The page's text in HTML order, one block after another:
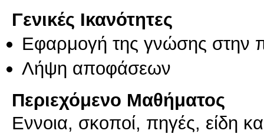
Γενικές Ικανότητες
Εφαρμογή της γνώσης στην
Λήψη αποφάσεων
Περιεχόμενο Μαθήματος
Εννοια, σκοποί, πηγές, είδη